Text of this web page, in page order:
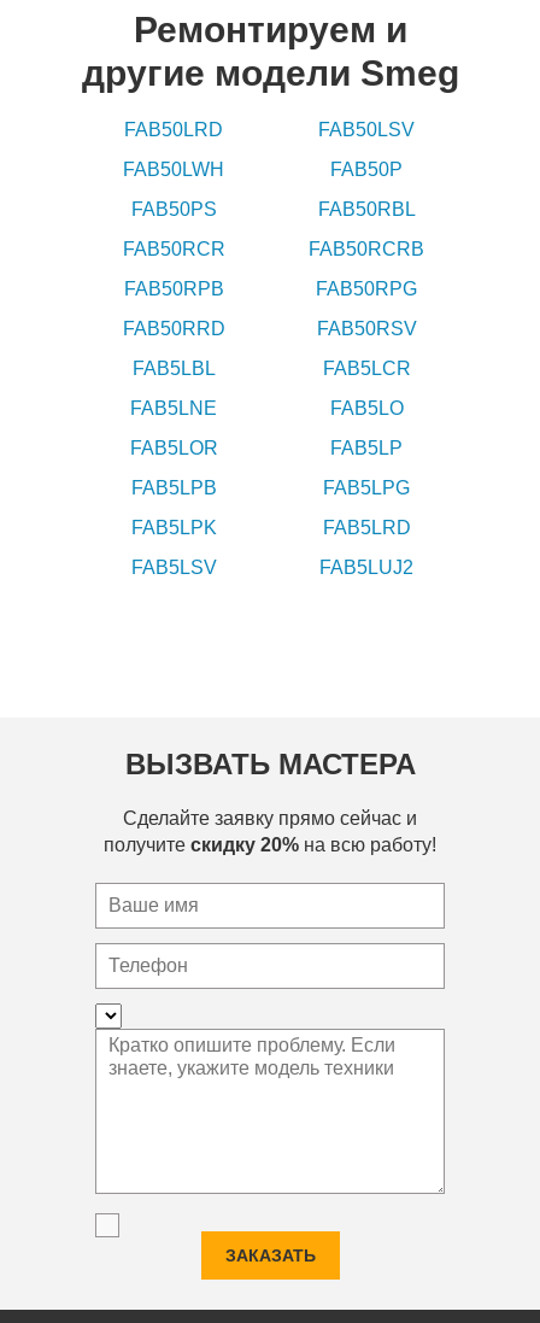
Ремонтируем и
другие модели Smeg
FAB50LRD
FAB50LSV
FAB50LWH
FAB50P
FAB50PS
FAB50RBL
FAB50RCR
FAB50RCRB
FAB50RPB
FAB50RPG
FAB50RRD
FAB50RSV
FAB5LBL
FAB5LCR
FAB5LNE
FAB5LO
FAB5LOR
FAB5LP
FAB5LPB
FAB5LPG
FAB5LPK
FAB5LRD
FAB5LSV
FAB5LUJ2
ВЫЗВАТЬ МАСТЕРА
Сделайте заявку прямо сейчас и
получите скидку 20% на всю работу!
ЗАКАЗАТЬ